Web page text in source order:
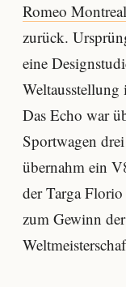
Romeo Montreal
zurück.
eine
Das Echo war
Sportwagen
übernahm ein
der Targa
zum Gewinn